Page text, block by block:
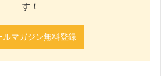
す！
ルマガジン無料登録